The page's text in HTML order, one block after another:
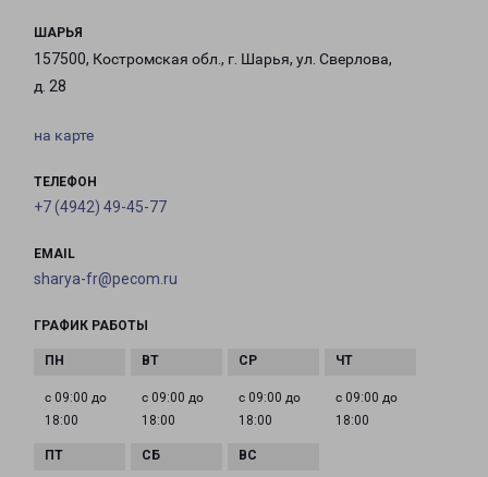
ШАРЬЯ
157500, Костромская обл., г. Шарья, ул. Сверлова,
д. 28
на карте
ТЕЛЕФОН
+7 (4942) 49-45-77
EMAIL
sharya-fr@pecom.ru
ГРАФИК РАБОТЫ
с 09:00 до
18:00
с 09:00 до
18:00
с 09:00 до
18:00
с 09:00 до
18:00